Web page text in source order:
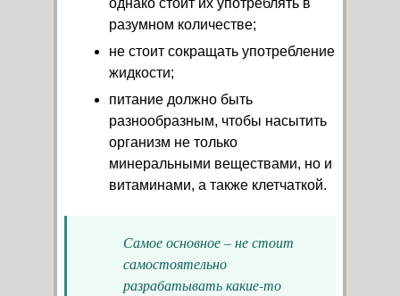
однако стоит их употреблять в
разумном количестве;
не стоит сокращать употребление
жидкости;
питание должно быть
разнообразным, чтобы насытить
организм не только
минеральными веществами, но и
витаминами, а также клетчаткой.
Самое основное – не стоит
самостоятельно
разрабатывать какие-то